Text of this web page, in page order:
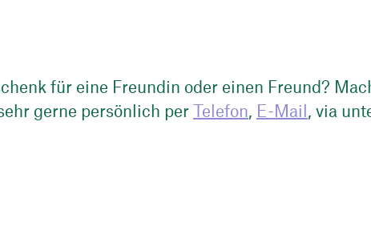
für eine Freundin oder einen Freund?
gerne persönlich per Telefon, E-Mail, via